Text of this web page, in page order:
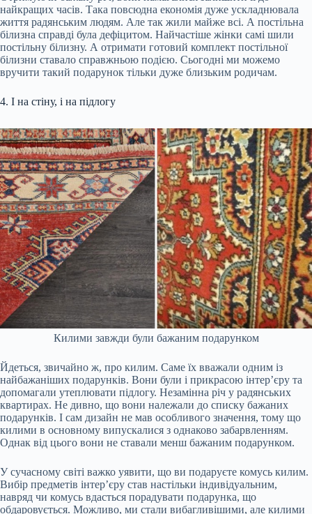
найкращих часів. Така повсюдна економія дуже ускладнювала
життя радянським людям. Але так жили майже всі. А постільна
білизна справді була дефіцитом. Найчастіше жінки самі шили
постільну білизну. А отримати готовий комплект постільної
білизни ставало справжньою подією. Сьогодні ми можемо
вручити такий подарунок тільки дуже близьким родичам.
4. І на стіну, і на підлогу
Килими завжди були бажаним подарунком
Йдеться, звичайно ж, про килим. Саме їх вважали одним із
найбажаніших подарунків. Вони були і прикрасою інтер’єру та
допомагали утеплювати підлогу. Незамінна річ у радянських
квартирах. Не дивно, що вони належали до списку бажаних
подарунків. І сам дизайн не мав особливого значення, тому що
килими в основному випускалися з однаково забарвленням.
Однак від цього вони не ставали менш бажаним подарунком.
У сучасному світі важко уявити, що ви подаруєте комусь килим.
Вибір предметів інтер’єру став настільки індивідуальним,
навряд чи комусь вдасться порадувати подарунка, що
обдаровується. Можливо, ми стали вибагливішими, але килими